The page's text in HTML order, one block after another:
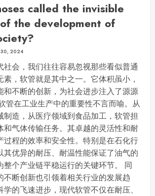
called the invisible
the development of
30, 2024
社会，我们往往容易忽视那些看似普通
，软管就是其中之一。它体积虽小，
和不断的创新，为社会进步注入了源源
管在工业生产中的重要性不言而喻。从
制造，从医疗领域到食品加工，软管担
和气体传输任务。其卓越的灵活性和耐
过程的效率和安全性。特别是在石化行
其优异的耐压、耐温性能保证了油气的
整个产业链平稳运行的关键环节。 同
不断创新也引领着相关行业的发展趋
的飞速进步，现代软管不仅在耐压、